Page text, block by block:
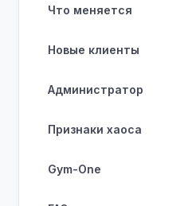
Что меняется
Новые клиенты
Администратор
Признаки хаоса
Gym-One